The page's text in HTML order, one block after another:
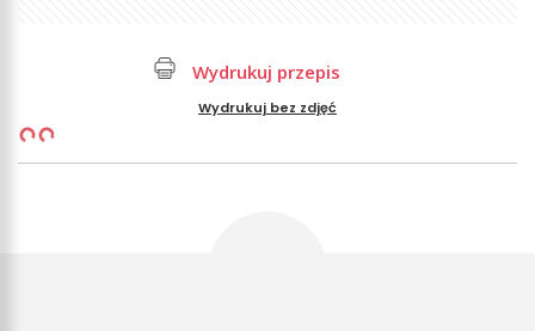
Wydrukuj przepis
Wydrukuj bez zdjęć